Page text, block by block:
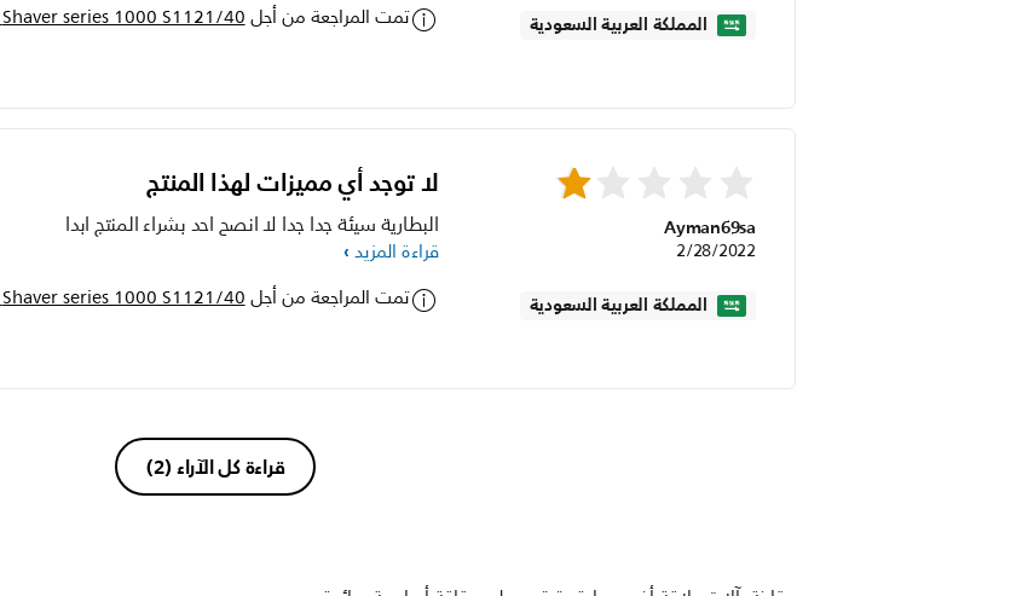
المملكة العربية السعودية
تمت المراجعة من أجلShaver series 1000 S1121/40 آلة حلاقة كهربائية للاستخدام الرطب أو الجاف
Ayman69sa
2/28/2022
المملكة العربية السعودية
لا توجد أي مميزات لهذا المنتج
البطارية سيئة جدا جدا لا انصح احد بشراء المنتج ابدا
قراءة المزيد
تمت المراجعة من أجلShaver series 1000 S1121/40 آلة حلاقة كهربائية للاستخدام الرطب أو الجاف
قراءة كل الآراء(2)